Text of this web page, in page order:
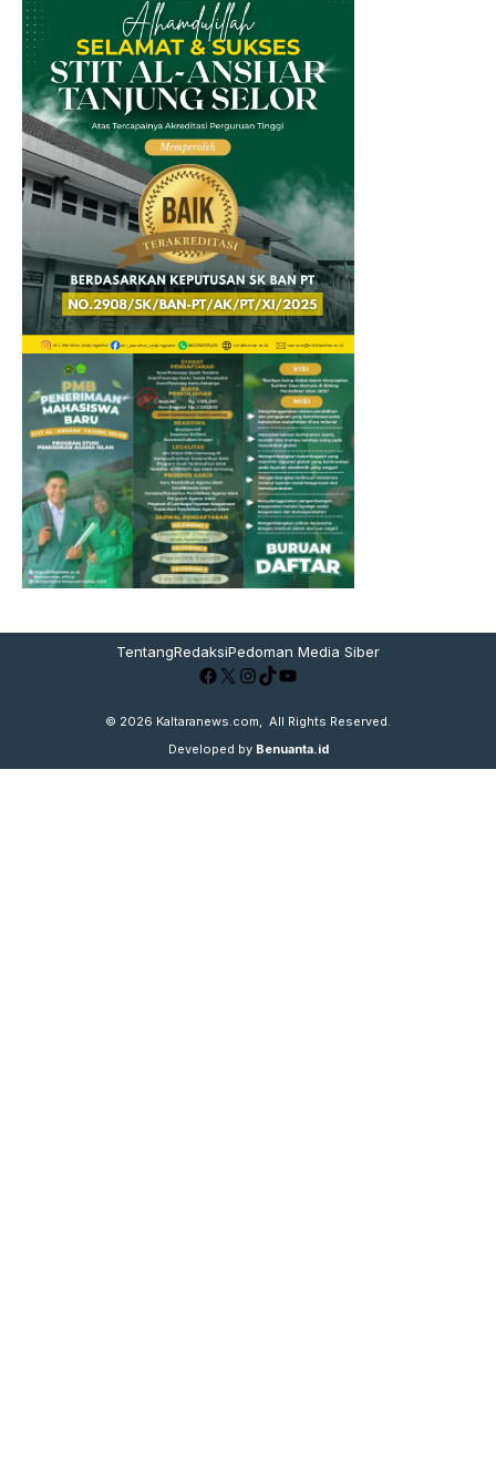
TentangRedaksiPedoman Media Siber
Facebook
X Instagram
TikTok
YouTube
© 2026 Kaltaranews.com, All Rights Reserved.
Developed by Benuanta.id